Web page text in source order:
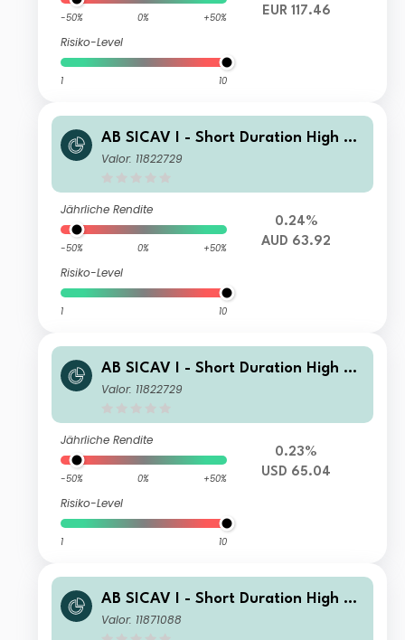
-50% 0% +50%
Risiko-Level
1 10
EUR 117.46
AB SICAV I - Short Duration High Yi
eld Portfolio EIX AUD H
Valor: 11822729
Jährliche Rendite
-50% 0% +50%
Risiko-Level
1 10
0.24%
AUD 63.92
AB SICAV I - Short Duration High Yi
eld Portfolio EIX
Valor: 11822729
Jährliche Rendite
-50% 0% +50%
Risiko-Level
1 10
0.23%
USD 65.04
AB SICAV I - Short Duration High Yi
eld Portfolio AI USD Inc
Valor: 11871088